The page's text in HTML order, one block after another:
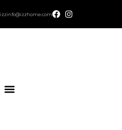
izzinfo@izzhome.com